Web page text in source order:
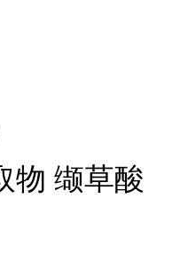
物 缬草酸